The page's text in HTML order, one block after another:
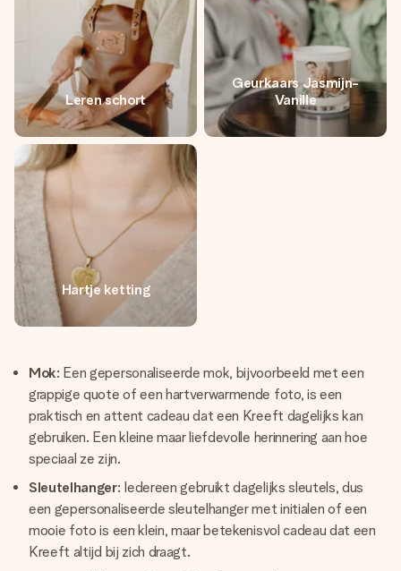
Leren schort
Geurkaars Jasmijn-
Vanille
Hartje ketting
Mok: Een gepersonaliseerde mok, bijvoorbeeld met een
grappige quote of een hartverwarmende foto, is een
praktisch en attent cadeau dat een Kreeft dagelijks kan
gebruiken. Een kleine maar liefdevolle herinnering aan hoe
speciaal ze zijn.
Sleutelhanger: Iedereen gebruikt dagelijks sleutels, dus
een gepersonaliseerde sleutelhanger met initialen of een
mooie foto is een klein, maar betekenisvol cadeau dat een
Kreeft altijd bij zich draagt.